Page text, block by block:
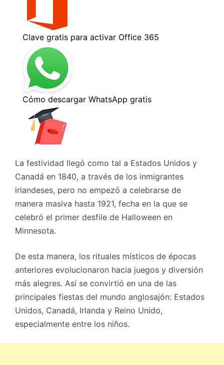
La festividad llegó como tal a Estados Unidos y
Canadá en 1840, a través de los inmigrantes
irlandeses, pero no empezó a celebrarse de
manera masiva hasta 1921, fecha en la que se
celebró el primer desfile de Halloween en
Minnesota.
De esta manera, los rituales místicos de épocas
anteriores evolucionaron hacia juegos y diversión
más alegres. Así se convirtió en una de las
principales fiestas del mundo anglosajón: Estados
Unidos, Canadá, Irlanda y Reino Unido,
especialmente entre los niños.